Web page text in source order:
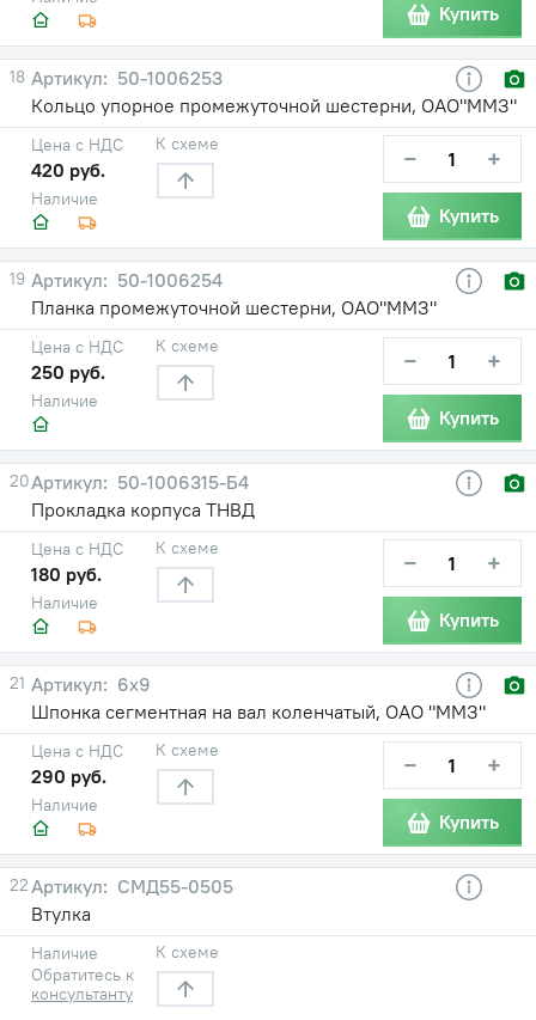
Купить
18
50-1006253
Кольцо упорное промежуточной шестерни, ОАО"ММЗ"
Наличие
Цена с НДС
420 руб.
К схеме − +
Купить
19
50-1006254
Планка промежуточной шестерни, ОАО"ММЗ"
Наличие
Цена с НДС
250 руб.
К схеме − +
Купить
20
50-1006315-Б4
Прокладка корпуса ТНВД
Наличие
Цена с НДС
180 руб.
К схеме − +
Купить
21
6х9
Шпонка сегментная на вал коленчатый, ОАО "ММЗ"
Наличие
Цена с НДС
290 руб.
К схеме − +
Купить
22
СМД55-0505
Втулка
Наличие
Обратитесь к
консультанту
К схеме